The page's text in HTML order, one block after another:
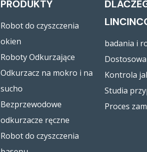
PRODUKTY
Robot do czyszczenia
okien
Roboty Odkurzające
Odkurzacz na mokro i na
sucho
Bezprzewodowe
odkurzacze ręczne
Robot do czyszczenia
badania i
Kontrola
Studia
Proces